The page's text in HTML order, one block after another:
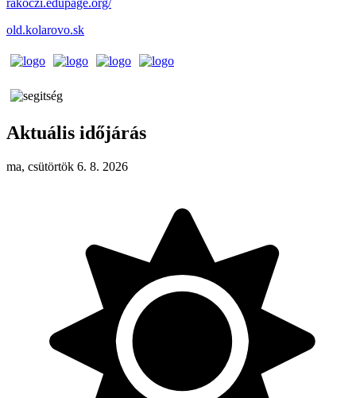
old.kolarovo.sk
Aktuális időjárás
ma, csütörtök 6. 8. 2026